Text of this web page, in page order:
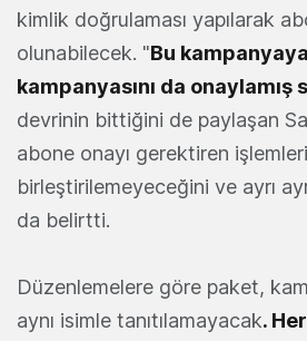
kimlik doğrulaması yapılarak
olunabilecek. "Bu
kampanyasını da onaylamış
devrinin bittiğini de paylaşan
abone onayı gerektiren
birleştirilemeyeceğini ve ayrı
da belirtti.
Düzenlemelere göre paket,
aynı isimle tanıtılamayacak.